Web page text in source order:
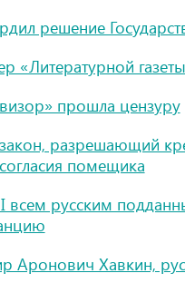
решение
«Литературной
прошла цензуру
разрешающий
помещика
всем русским
Аронович Хавкин,